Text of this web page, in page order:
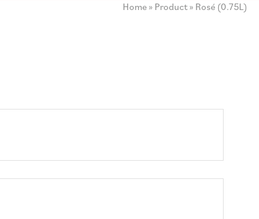
Home » Product » Rosé (0.75L)